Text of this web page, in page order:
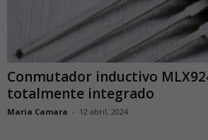
Conmutador inductivo
totalmente integrado
Maria Camara - 12 abril, 2024